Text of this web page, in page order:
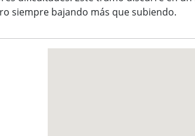
siempre bajando más que subiendo.